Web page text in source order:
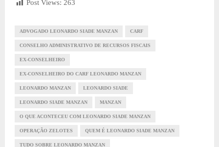
Post Views: 263
ADVOGADO LEONARDO SIADE MANZAN CARF
CONSELHO ADMINISTRATIVO DE RECURSOS FISCAIS
EX-CONSELHEIRO
EX-CONSELHEIRO DO CARF LEONARDO MANZAN
LEONARDO MANZAN LEONARDO SIADE
LEONARDO SIADE MANZAN MANZAN
O QUE ACONTECEU COM LEONARDO SIADE MANZAN
OPERAÇÃO ZELOTES QUEM É LEONARDO SIADE MANZAN
TUDO SOBRE LEONARDO MANZAN